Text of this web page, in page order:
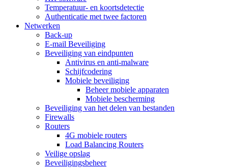
Temperatuur- en koortsdetectie
Authenticatie met twee factoren
Netwerken
Back-up
E-mail Beveiliging
Beveiliging van eindpunten
Antivirus en anti-malware
Schijfcodering
Mobiele beveiliging
Beheer mobiele apparaten
Mobiele bescherming
Beveiliging van het delen van bestanden
Firewalls
Routers
4G mobiele routers
Load Balancing Routers
Veilige opslag
Beveiligingsbeheer